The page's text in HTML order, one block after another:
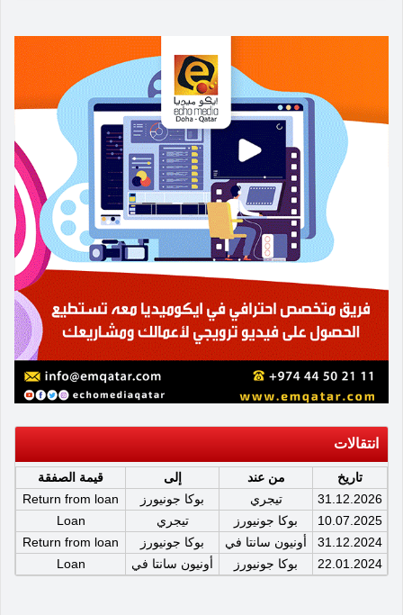
انتقالات
تاريخ من عند إلى
قيمة الصفقة
31.12.2026
تيجري بوكا جونيورز
Return from loan
10.07.2025
بوكا جونيورز تيجري
Loan
31.12.2024
أونيون سانتا في بوكا جونيورز
Return from loan
22.01.2024
بوكا جونيورز أونيون سانتا في Loan